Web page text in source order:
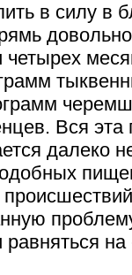
в силу в
четырех
Вся
далеко
на